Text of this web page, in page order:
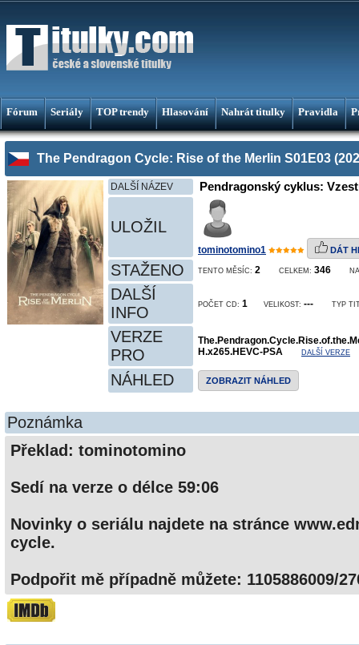
Fórum Seriály TOP trendy Hlasování Nahrát titulky Pravidla
The Pendragon Cycle: Rise of the Merlin S01E03
DALŠÍ NÁZEV Pendragonský cyklus:
ULOŽIL
tominotomino1 DÁT
STAŽENO TENTO MĚSÍC: 2 CELKEM: 346
DALŠÍ
INFO
POČET CD: 1 VELIKOST: --- TYP
VERZE
PRO
H.x265.HEVC-PSA
DALŠÍ VERZE
NÁHLED ZOBRAZIT NÁHLED
Poznámka
Překlad: tominotomino
Sedí na verze o délce 59:06
Novinky o seriálu najdete na stránce
cycle.
Podpořit mě případně můžete: 1105886009/